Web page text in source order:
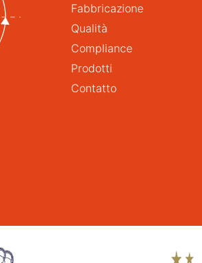
Fabbricazione
Qualità
Compliance
Prodotti
Contatto